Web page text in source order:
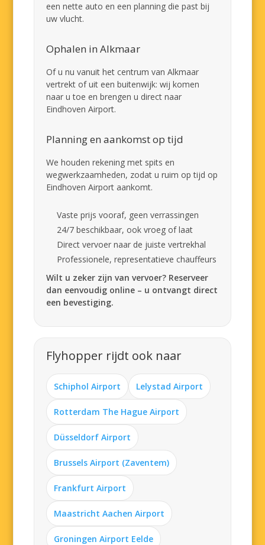
een nette auto en een planning die past bij
uw vlucht.
Ophalen in Alkmaar
Of u nu vanuit het centrum van Alkmaar
vertrekt of uit een buitenwijk: wij komen
naar u toe en brengen u direct naar
Eindhoven Airport.
Planning en aankomst op tijd
We houden rekening met spits en
wegwerkzaamheden, zodat u ruim op tijd op
Eindhoven Airport aankomt.
Vaste prijs vooraf, geen verrassingen
24/7 beschikbaar, ook vroeg of laat
Direct vervoer naar de juiste vertrekhal
Professionele, representatieve chauffeurs
Wilt u zeker zijn van vervoer? Reserveer
dan eenvoudig online – u ontvangt direct
een bevestiging.
Flyhopper rijdt ook naar
Schiphol Airport Lelystad Airport
Rotterdam The Hague Airport
Düsseldorf Airport
Brussels Airport (Zaventem)
Frankfurt Airport
Maastricht Aachen Airport
Groningen Airport Eelde